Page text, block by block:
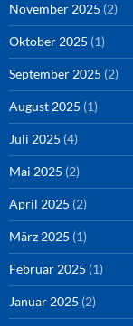
November 2025 (2)
Oktober 2025 (1)
September 2025 (2)
August 2025 (1)
Juli 2025 (4)
Mai 2025 (2)
April 2025 (2)
März 2025 (1)
Februar 2025 (1)
Januar 2025 (2)